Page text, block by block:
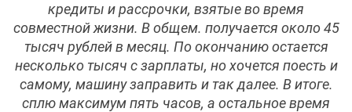
кредиты и рассрочки, взятые во время
совместной жизни. В общем. получается около 45
тысяч рублей в месяц. По окончанию остается
несколько тысяч с зарплаты, но хочется поесть и
самому, машину заправить и так далее. В итоге.
сплю максимум пять часов, а остальное время